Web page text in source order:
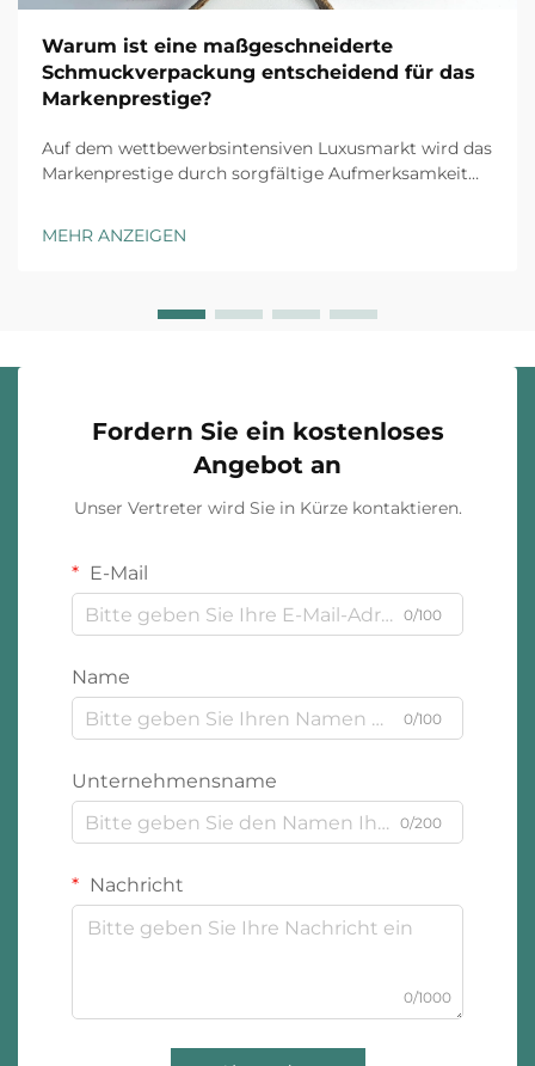
Warum ist eine maßgeschneiderte
Schmuckverpackung entscheidend für das
Markenprestige?
Auf dem wettbewerbsintensiven Luxusmarkt wird das
Markenprestige durch sorgfältige Aufmerksamkeit
erste physische Interaktion zwischen Ihrer Marke und
MEHR ANZEIGEN
Fordern Sie ein kostenloses
Angebot an
Unser Vertreter wird Sie in Kürze kontaktieren.
E-Mail
0/100
Name
0/100
Unternehmensname
0/200
Nachricht
0/1000